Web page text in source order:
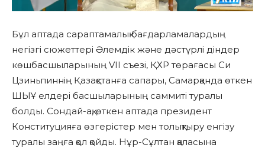
Бұл аптада сараптамалық бағдарламалардың
негізгі сюжеттері Әлемдік және дәстүрлі діндер
көшбасшыларының VII съезі, ҚХР төрағасы Си
Цзиньпиннің Қазақстанға сапары, Самарқанда өткен
ШЫҰ елдері басшыларының саммиті туралы
болды. Сондай-ақ, өткен аптада президент
Конституцияға өзгерістер мен толықтыру енгізу
туралы заңға қол қойды. Нұр-Сұлтан қаласына